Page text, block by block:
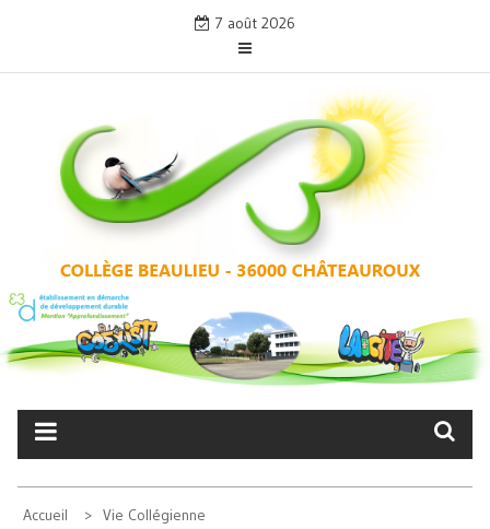
content
7 août 2026
COLLÈGE BEAULIEU –
CHÂTEAUROUX
Accueil
Vie Collégienne